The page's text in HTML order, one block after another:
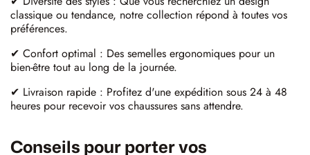
classique ou tendance, notre collection répond à toutes vos
préférences.​
✔ Confort optimal : Des semelles ergonomiques pour un
bien-être tout au long de la journée.​
✔ Livraison rapide : Profitez d'une expédition sous 24 à 48
heures pour recevoir vos chaussures sans attendre. ​
Conseils pour porter vos